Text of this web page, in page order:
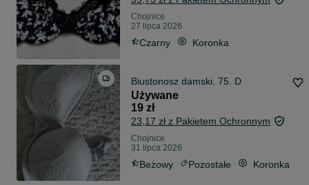
Chojnice
27 lipca 2026
Czarny Koronka
Biustonosz damski. 75. D
Używane
19 zł
23,17 zł z Pakietem Ochronnym
Chojnice
31 lipca 2026
Beżowy Pozostałe Koronka